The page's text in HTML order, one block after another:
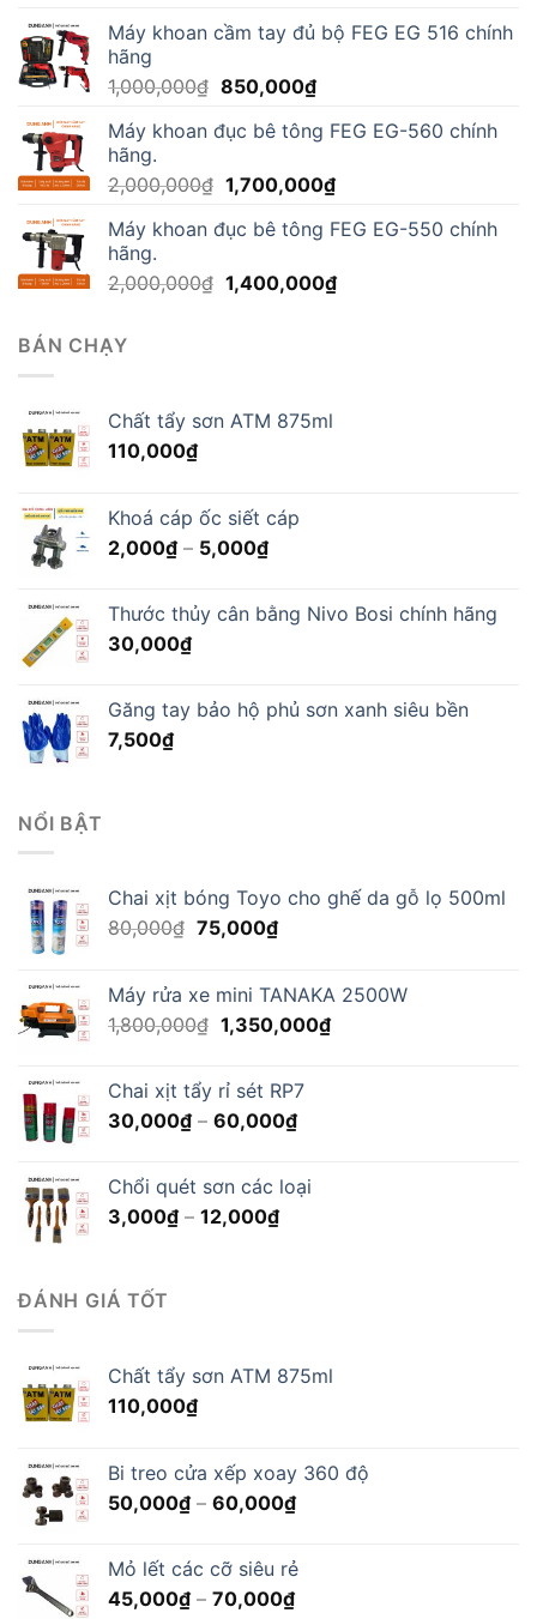
90,000₫
170,000₫
Máy khoan cầm tay đủ bộ FEG EG 516 chính
hãng
1,000,000₫ Giá
là:
850,000₫Giá
tại
850,000₫.
Máy khoan đục bê tông FEG EG-560 chính
hãng.
2,000,000₫ Giá
là:
1,700,000₫Giá
tại
1,700,000₫.
Máy khoan đục bê tông FEG EG-550 chính
hãng.
2,000,000₫ Giá
1,400,000₫Giá
BÁN CHẠY
Chất tẩy sơn ATM 875ml
110,000₫
Khoá cáp ốc siết cáp
2,000₫ – 5,000₫Khoảng
2,000₫
Thước thủy cân bằng Nivo Bosi chính hãng
30,000₫
Găng tay bảo hộ phủ sơn xanh siêu bền
7,500₫
NỔI BẬT
Chai xịt bóng Toyo cho ghế da gỗ lọ 500ml
80,000₫ Giá
80,000₫.
75,000₫Giá
là:
75,000₫.
Máy rửa xe mini TANAKA 2500W
1,800,000₫ Giá
1,800,000₫.
1,350,000₫Giá
Chai xịt tẩy rỉ sét RP7
30,000₫ – 60,000₫Khoảng
30,000₫
Chổi quét sơn các loại
3,000₫ – 12,000₫Khoảng
ĐÁNH GIÁ TỐT
Chất tẩy sơn ATM 875ml
110,000₫
Bi treo cửa xếp xoay 360 độ
50,000₫ – 60,000₫Khoảng
50,000₫
Mỏ lết các cỡ siêu rẻ
45,000₫ – 70,000₫Khoảng